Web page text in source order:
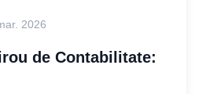
2026
de Contabilitate: